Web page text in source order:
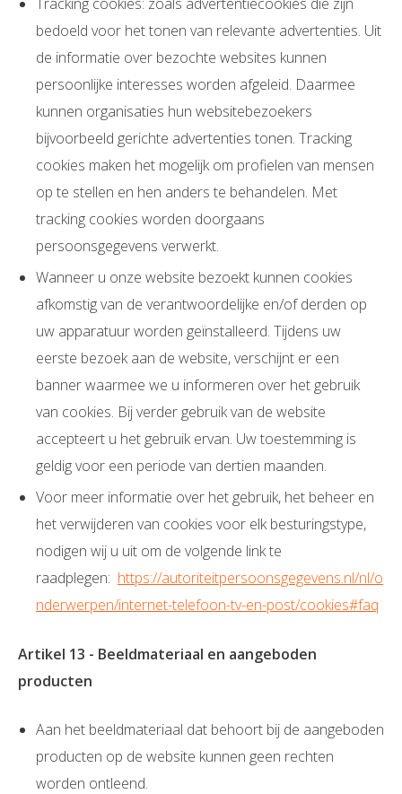
bedoeld voor het tonen van relevante advertenties. Uit
de informatie over bezochte websites kunnen
persoonlijke interesses worden afgeleid. Daarmee
kunnen organisaties hun websitebezoekers
bijvoorbeeld gerichte advertenties tonen. Tracking
cookies maken het mogelijk om profielen van mensen
op te stellen en hen anders te behandelen. Met
tracking cookies worden doorgaans
persoonsgegevens verwerkt.
Wanneer u onze website bezoekt kunnen cookies
afkomstig van de verantwoordelijke en/of derden op
uw apparatuur worden geïnstalleerd. Tijdens uw
eerste bezoek aan de website, verschijnt er een
banner waarmee we u informeren over het gebruik
van cookies. Bij verder gebruik van de website
accepteert u het gebruik ervan. Uw toestemming is
geldig voor een periode van dertien maanden.
Voor meer informatie over het gebruik, het beheer en
het verwijderen van cookies voor elk besturingstype,
nodigen wij u uit om de volgende link te
raadplegen: https://autoriteitpersoonsgegevens.nl/nl/o
nderwerpen/internet-telefoon-tv-en-post/cookies#faq
Artikel 13 - Beeldmateriaal en aangeboden
producten
Aan het beeldmateriaal dat behoort bij de aangeboden
producten op de website kunnen geen rechten
worden ontleend.